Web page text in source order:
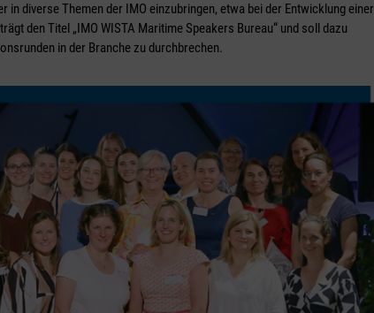
diverse Themen der IMO einzubringen, etwa bei der Entwicklung einer
den Titel „IMO WISTA Maritime Speakers Bureau“ und soll dazu
in der Branche zu durchbrechen.